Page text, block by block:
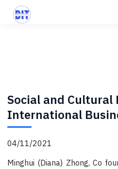
Social and Cultural
International
04/11/2021
Minghui (Diana) Zhong, Co